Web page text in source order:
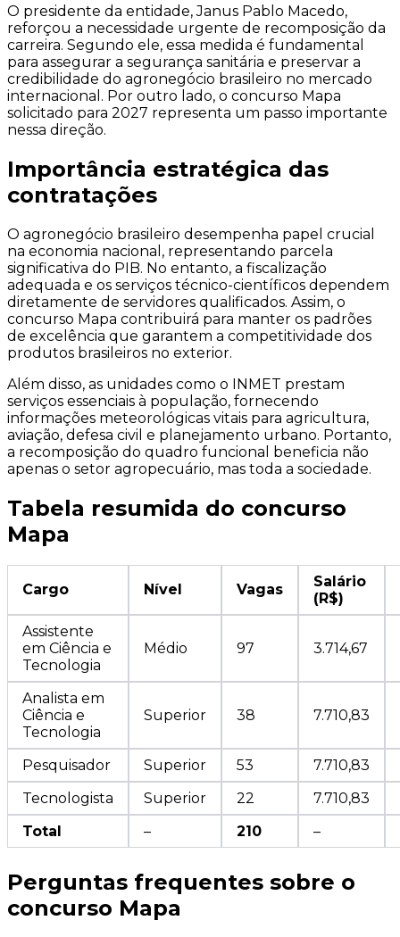
O presidente da entidade, Janus Pablo Macedo,
reforçou a necessidade urgente de recomposição da
carreira. Segundo ele, essa medida é fundamental
para assegurar a segurança sanitária e preservar a
credibilidade do agronegócio brasileiro no mercado
internacional. Por outro lado, o concurso Mapa
solicitado para 2027 representa um passo importante
nessa direção.
Importância estratégica das
contratações
O agronegócio brasileiro desempenha papel crucial
na economia nacional, representando parcela
significativa do PIB. No entanto, a fiscalização
adequada e os serviços técnico-científicos dependem
diretamente de servidores qualificados. Assim, o
concurso Mapa contribuirá para manter os padrões
de excelência que garantem a competitividade dos
produtos brasileiros no exterior.
Além disso, as unidades como o INMET prestam
serviços essenciais à população, fornecendo
informações meteorológicas vitais para agricultura,
aviação, defesa civil e planejamento urbano. Portanto,
a recomposição do quadro funcional beneficia não
apenas o setor agropecuário, mas toda a sociedade.
Tabela resumida do concurso
Mapa
Cargo Nível Vagas
Salário
(R$)
Assistente
em Ciência e
Tecnologia
Médio 97 3.714,67
Analista em
Ciência e
Tecnologia
Superior 38 7.710,83
Pesquisador Superior 53
7.710,83
Tecnologista
Superior 22
7.710,83
Total
– 210 –
Perguntas frequentes sobre o
concurso Mapa